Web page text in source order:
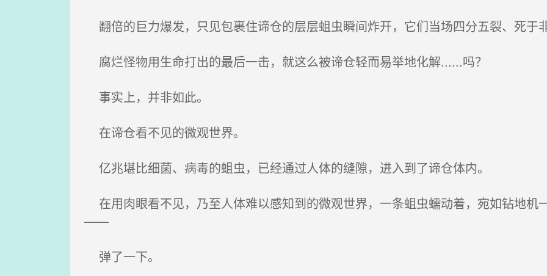
翻倍的巨力爆发，只见包裹住谛仓的层层蛆虫瞬间炸开，它们当场四分五裂、死于
腐烂怪物用生命打出的最后一击，就这么被谛仓轻而易举地化解......吗？
事实上，并非如此。
在谛仓看不见的微观世界。
亿兆堪比细菌、病毒的蛆虫，已经通过人体的缝隙，进入到了谛仓体内。
在用肉眼看不见，乃至人体难以感知到的微观世界，一条蛆虫蠕动着，宛如钻地机
——
弹了一下。